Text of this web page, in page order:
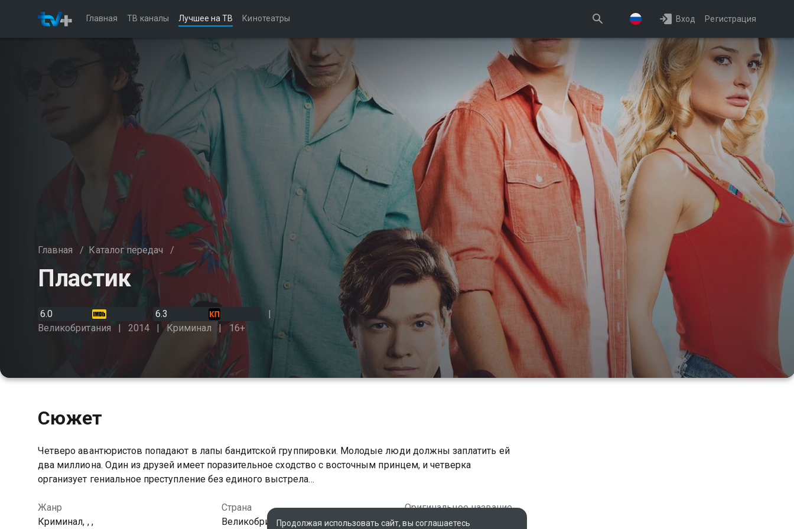
Главная ТВ каналы Лучшее на ТВ Кинотеатры Вход Регистрация
Главная / Каталог передач /
Пластик
6.0
6.3
Великобритания
2014 Криминал 16+
Сюжет
Четверо авантюристов попадают в лапы бандитской группировки. Молодые люди должны заплатить ей
два миллиона. Один из друзей имеет поразительное сходство с восточным принцем, и четверка
организует гениальное преступление без единого выстрела…
Жанр
Криминал, , ,
Страна
Великобритания
Оригинальное название
Plastic
Продолжая использовать сайт, вы соглашаетесь